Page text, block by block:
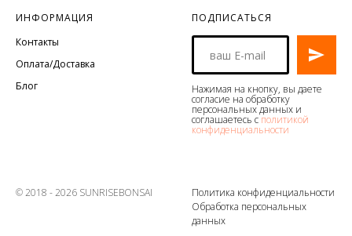
ИНФОРМАЦИЯ
Контакты
Оплата/Доставка
Блог
ПОДПИСАТЬСЯ
Нажимая на кнопку, вы даете
согласие на обработку
персональных данных и
соглашаетесь сполитикой
конфиденциальности
© 2018 - 2026 SUNRISEBONSAI
Политика конфиденциальности
Обработка персональных
данных